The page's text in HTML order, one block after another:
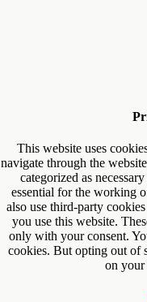
This website uses
navigate through the
categorized as
essential for the working
also use third-party
you use this website.
only with your consent.
cookies. But opting out of
on your